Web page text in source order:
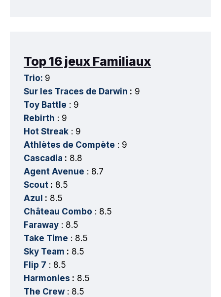
Top 16 jeux Familiaux
Trio: 9
Sur les Traces de Darwin : 9
Toy Battle : 9
Rebirth : 9
Hot Streak : 9
Athlètes de Compète : 9
Cascadia : 8.8
Agent Avenue : 8.7
Scout : 8.5
Azul : 8.5
Château Combo : 8.5
Faraway : 8.5
Take Time : 8.5
Sky Team : 8.5
Flip 7 : 8.5
Harmonies : 8.5
The Crew : 8.5